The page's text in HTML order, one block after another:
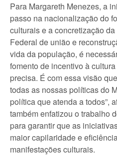
Para Margareth Menezes, a
passo na nacionalização do
culturais e a concretização
Federal de união e
vida da população, é
fomento de incentivo à
precisa. É com essa visão
todas as nossas políticas do
política que atenda a todos”,
também enfatizou o trabalho
para garantir que as
maior capilaridade e
manifestações culturais.